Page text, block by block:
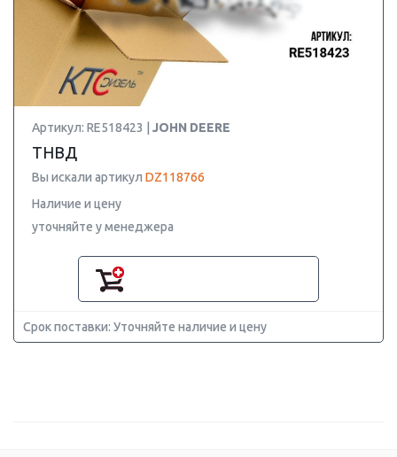
Артикул: RE518423 | JOHN DEERE
ТНВД
Вы искали артикул DZ118766
Наличие и цену
уточняйте у менеджера
Срок поставки: Уточняйте наличие и цену